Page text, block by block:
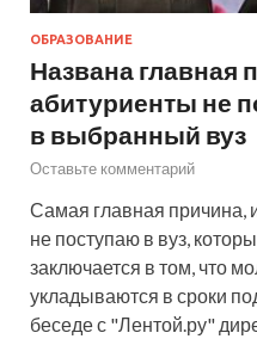
ОБРАЗОВАНИЕ
Названа главная
абитуриенты не
в выбранный вуз
Оставьте комментарий
Самая главная причина,
не поступаю в вуз,
заключается в том, что
укладываются в сроки
беседе с "Лентой.ру"